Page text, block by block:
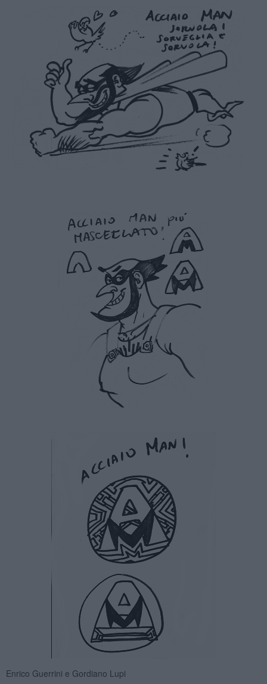
Enrico Guerrini e Gordiano Lupi